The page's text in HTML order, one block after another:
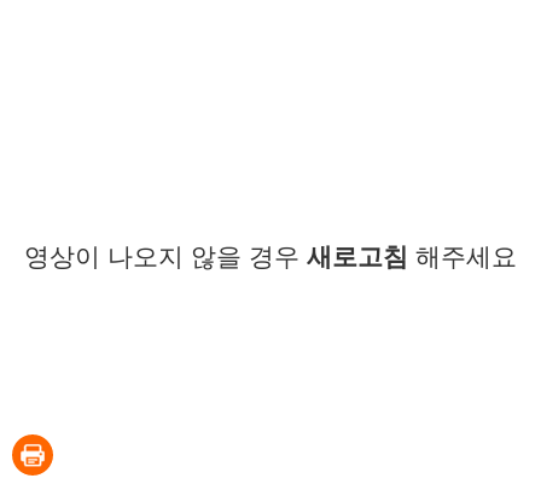
영상이 나오지 않을 경우 새로고침 해주세요